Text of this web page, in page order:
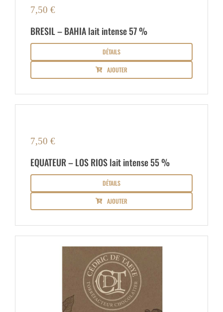
7,50 €
BRESIL – BAHIA lait intense 57 %
DÉTAILS
AJOUTER
7,50 €
EQUATEUR – LOS RIOS lait intense 55 %
DÉTAILS
AJOUTER